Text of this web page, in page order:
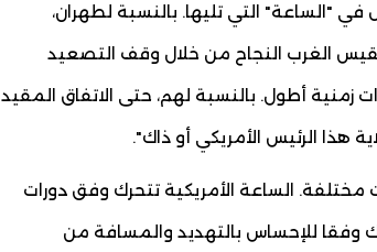
في "الساعة" التي تليها. بالنسبة لطهران،
الغرب النجاح من خلال وقف التصعيد
زمنية أطول. بالنسبة لهم، حتى الاتفاق المقيد
هذا الرئيس الأمريكي أو ذاك".
مختلفة. الساعة الأمريكية تتحرك وفق دورات
وفقا للإحساس بالتهديد والمسافة من